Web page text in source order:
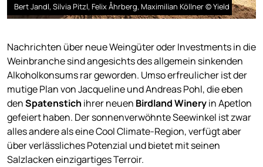
Bert Jandl, Silvia Pitzl, Felix Åhrberg, Maximilian Köllner © Yield
Nachrichten über neue Weingüter oder Investments in die
Weinbranche sind angesichts des allgemein sinkenden
Alkoholkonsums rar geworden. Umso erfreulicher ist der
mutige Plan von Jacqueline und Andreas Pohl, die eben
denSpatenstich ihrer neuen Birdland Wineryin Apetlon
gefeiert haben. Der sonnenverwöhnte Seewinkel ist zwar
alles andere als eine Cool Climate-Region, verfügt aber
über verlässliches Potenzial und bietet mit seinen
Salzlacken einzigartiges Terroir.